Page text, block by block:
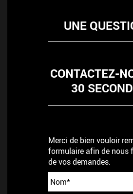
UNE
CONTACTEZ-
30
Merci de bien vouloir
formulaire afin de nous
de vos demandes.